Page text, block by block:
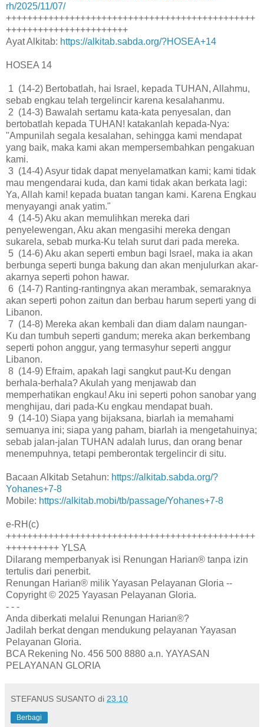
rh/2025/11/07/
+++++++++++++++++++++++++++++++++++++++++++++++
+++++++++++++++++++++++
Ayat Alkitab: https://alkitab.sabda.org/?HOSEA+14
HOSEA 14
1 (14-2) Bertobatlah, hai Israel, kepada TUHAN, Allahmu,
sebab engkau telah tergelincir karena kesalahanmu.
2 (14-3) Bawalah sertamu kata-kata penyesalan, dan
bertobatlah kepada TUHAN! katakanlah kepada-Nya:
"Ampunilah segala kesalahan, sehingga kami mendapat
yang baik, maka kami akan mempersembahkan pengakuan
kami.
3 (14-4) Asyur tidak dapat menyelamatkan kami; kami tidak
mau mengendarai kuda, dan kami tidak akan berkata lagi:
Ya, Allah kami! kepada buatan tangan kami. Karena Engkau
menyayangi anak yatim."
4 (14-5) Aku akan memulihkan mereka dari
penyelewengan, Aku akan mengasihi mereka dengan
sukarela, sebab murka-Ku telah surut dari pada mereka.
5 (14-6) Aku akan seperti embun bagi Israel, maka ia akan
berbunga seperti bunga bakung dan akan menjulurkan akar-
akarnya seperti pohon hawar.
6 (14-7) Ranting-rantingnya akan merambak, semaraknya
akan seperti pohon zaitun dan berbau harum seperti yang di
Libanon.
7 (14-8) Mereka akan kembali dan diam dalam naungan-
Ku dan tumbuh seperti gandum; mereka akan berkembang
seperti pohon anggur, yang termasyhur seperti anggur
Libanon.
8 (14-9) Efraim, apakah lagi sangkut paut-Ku dengan
berhala-berhala? Akulah yang menjawab dan
memperhatikan engkau! Aku ini seperti pohon sanobar yang
menghijau, dari pada-Ku engkau mendapat buah.
9 (14-10) Siapa yang bijaksana, biarlah ia memahami
semuanya ini; siapa yang paham, biarlah ia mengetahuinya;
sebab jalan-jalan TUHAN adalah lurus, dan orang benar
menempuhnya, tetapi pemberontak tergelincir di situ.
Bacaan Alkitab Setahun: https://alkitab.sabda.org/?
Yohanes+7-8
Mobile: https://alkitab.mobi/tb/passage/Yohanes+7-8
e-RH(c)
+++++++++++++++++++++++++++++++++++++++++++++++
++++++++++ YLSA
Dilarang memperbanyak isi Renungan Harian® tanpa izin
tertulis dari penerbit.
Renungan Harian® milik Yayasan Pelayanan Gloria --
Copyright © 2025 Yayasan Pelayanan Gloria.
- - -
Anda diberkati melalui Renungan Harian®?
Jadilah berkat dengan mendukung pelayanan Yayasan
Pelayanan Gloria.
BCA Rekening No. 456 500 8880 a.n. YAYASAN
PELAYANAN GLORIA
STEFANUS SUSANTO di 23.10
Berbagi